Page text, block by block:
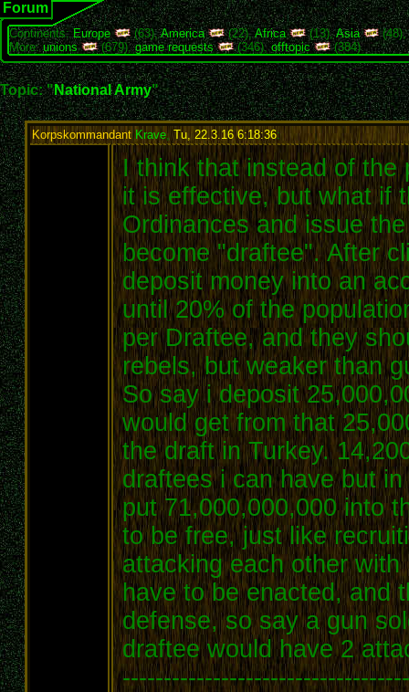
Forum
Continents:Europe (63),America (22),Africa (13),Asia
(48),
More:unions (679),game requests (346),offtopic (384)
Topic: "National Army"
KorpskommandantKrave, Tu, 22.3.16 6:18:36:
I think that instead of the
it is effective, but what if
Ordinances and issue
become "draftee". After
deposit money into an
until 20% of the
per Draftee, and they
rebels, but weaker than
So say i deposit
would get from that
the draft in Turkey.
draftees i can have but
put 71,000,000,000 into
to be free, just like
attacking each other
have to be enacted, and
defense, so say a gun
draftee would have 2